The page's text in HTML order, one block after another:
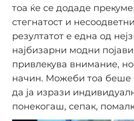
тоа ќе се додаде
стегнатост и
резултатот е една од
најбизарни модни
привлекува внимание,
начин. Можеби тоа беше
да ја изрази
понекогаш, сепак,